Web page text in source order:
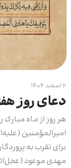
۶ اسفند ۱۴۰۴
دعای روز
هر روز از ماه
امیرالمؤمنین
برای تقرب به
مهدی موعود